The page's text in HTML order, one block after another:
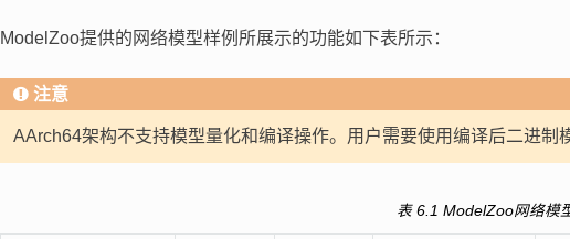
ModelZoo提供的网络模型样例所展示的功能如下表所示：
注意
AArch64架构不支持模型量化和编译操作。用户需要使用编译后二进制
表 6.1 ModelZoo网络模